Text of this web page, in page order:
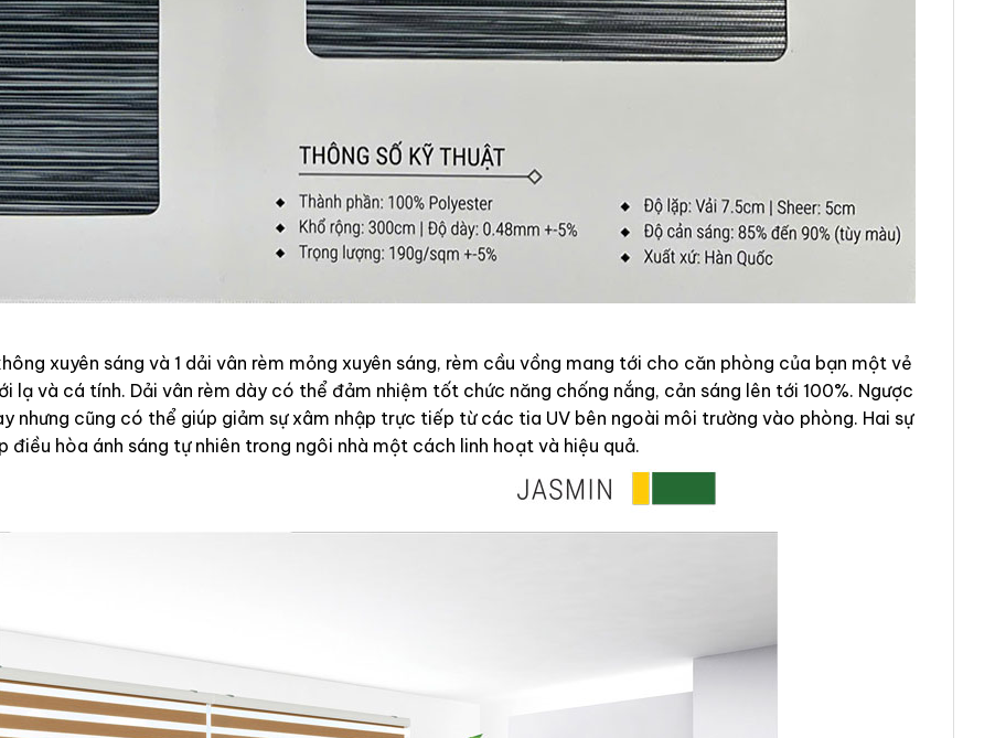
xuyên sáng và 1 dải vân rèm mỏng xuyên sáng, rèm cầu vồng mang tới cho căn phòng của bạn một vẻ
lạ và cá tính. Dải vân rèm dày có thể đảm nhiệm tốt chức năng chống nắng, cản sáng lên tới 100%. Ngược
nhưng cũng có thể giúp giảm sự xâm nhập trực tiếp từ các tia UV bên ngoài môi trường vào phòng. Hai sự
điều hòa ánh sáng tự nhiên trong ngôi nhà một cách linh hoạt và hiệu quả.